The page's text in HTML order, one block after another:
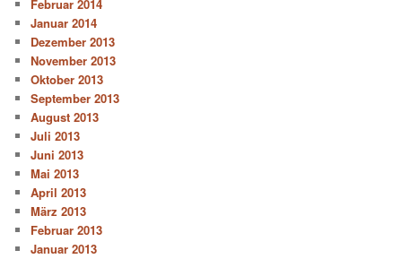
Februar 2014
Januar 2014
Dezember 2013
November 2013
Oktober 2013
September 2013
August 2013
Juli 2013
Juni 2013
Mai 2013
April 2013
März 2013
Februar 2013
Januar 2013